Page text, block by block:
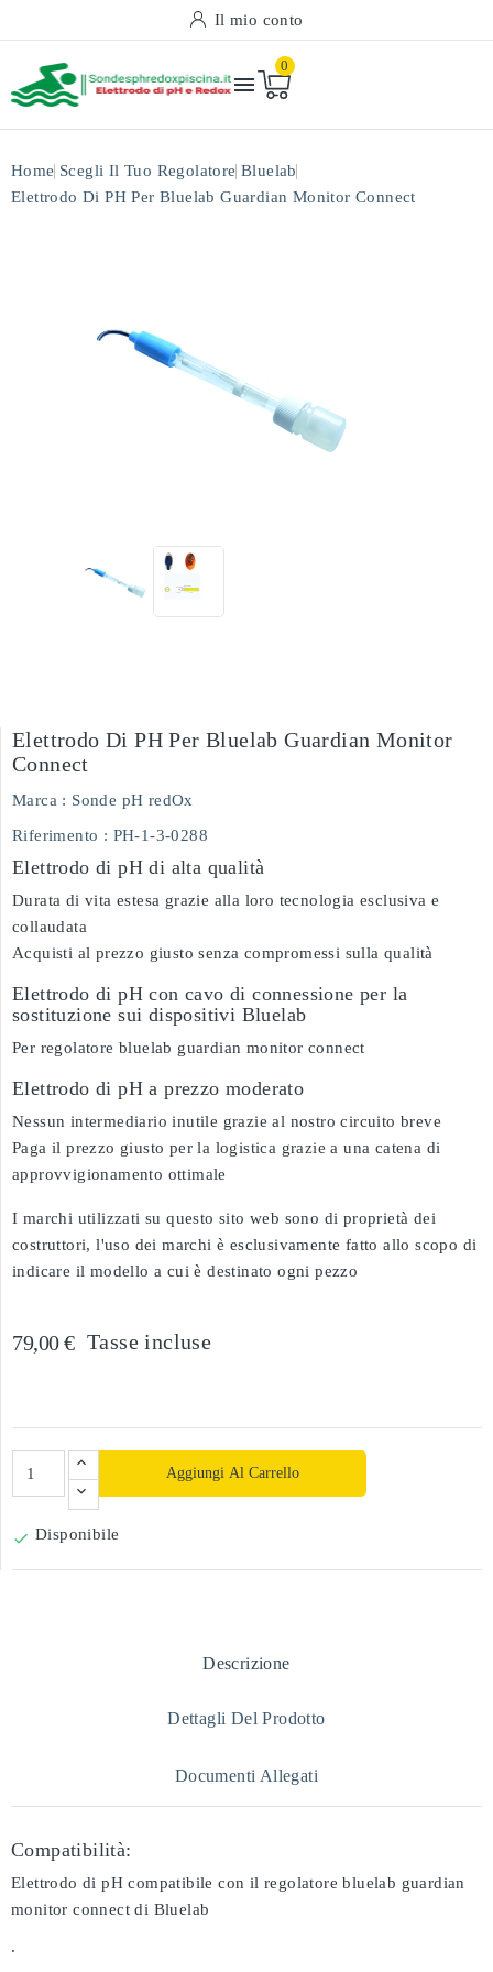
Il mio conto

0
Home Scegli Il Tuo Regolatore Bluelab
Elettrodo Di PH Per Bluelab Guardian Monitor Connect
Elettrodo Di PH Per Bluelab Guardian Monitor
Connect
Marca : Sonde pH redOx
Riferimento : PH-1-3-0288
Elettrodo di pH di alta qualità
Durata di vita estesa grazie alla loro tecnologia esclusiva e
collaudata
Acquisti al prezzo giusto senza compromessi sulla qualità
Elettrodo di pH con cavo di connessione per la
sostituzione sui dispositivi Bluelab
Per regolatore bluelab guardian monitor connect
Elettrodo di pH a prezzo moderato
Nessun intermediario inutile grazie al nostro circuito breve
Paga il prezzo giusto per la logistica grazie a una catena di
approvvigionamento ottimale
I marchi utilizzati su questo sito web sono di proprietà dei
costruttori, l'uso dei marchi è esclusivamente fatto allo scopo di
indicare il modello a cui è destinato ogni pezzo
79,00 € Tasse incluse
Aggiungi Al Carrello
 Disponibile
Descrizione
Dettagli Del Prodotto
Documenti Allegati
Compatibilità:
Elettrodo di pH compatibile con il regolatore bluelab guardian
monitor connect di Bluelab
.